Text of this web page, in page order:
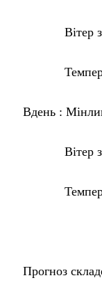
Вітер
Вдень :
Вітер
Прогноз